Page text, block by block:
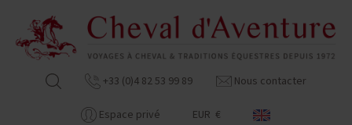
+33 (0)4 82 53 99 89 Nous contacter
Espace privé EUR €